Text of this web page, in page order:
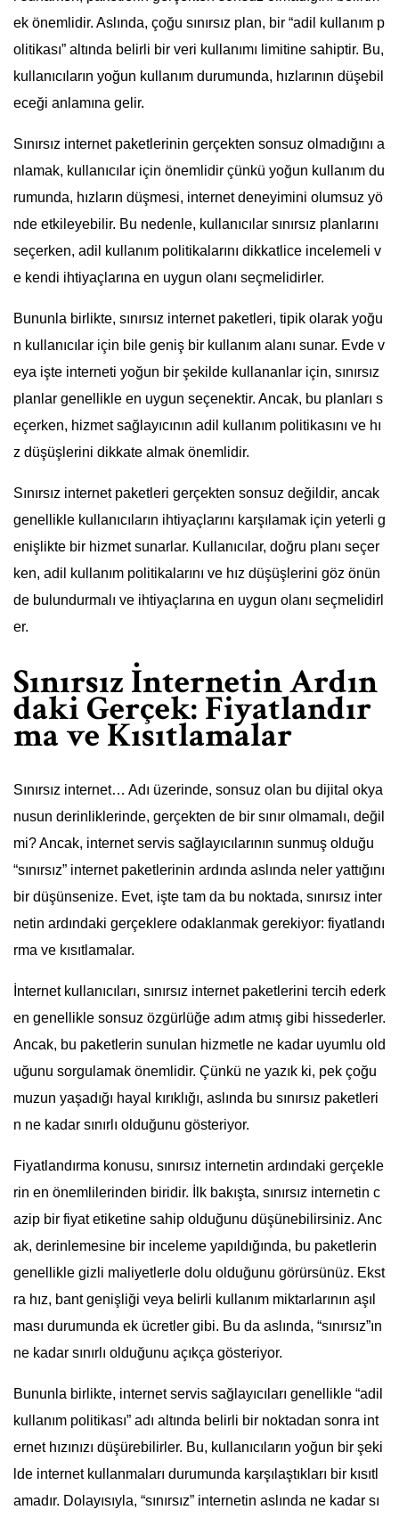
ek önemlidir. Aslında, çoğu sınırsız plan, bir “adil kullanım p
olitikası” altında belirli bir veri kullanımı limitine sahiptir. Bu,
kullanıcıların yoğun kullanım durumunda, hızlarının düşebil
eceği anlamına gelir.
Sınırsız internet paketlerinin gerçekten sonsuz olmadığını a
nlamak, kullanıcılar için önemlidir çünkü yoğun kullanım du
rumunda, hızların düşmesi, internet deneyimini olumsuz yö
nde etkileyebilir. Bu nedenle, kullanıcılar sınırsız planlarını
seçerken, adil kullanım politikalarını dikkatlice incelemeli v
e kendi ihtiyaçlarına en uygun olanı seçmelidirler.
Bununla birlikte, sınırsız internet paketleri, tipik olarak yoğu
n kullanıcılar için bile geniş bir kullanım alanı sunar. Evde v
eya işte interneti yoğun bir şekilde kullananlar için, sınırsız
planlar genellikle en uygun seçenektir. Ancak, bu planları s
eçerken, hizmet sağlayıcının adil kullanım politikasını ve hı
z düşüşlerini dikkate almak önemlidir.
Sınırsız internet paketleri gerçekten sonsuz değildir, ancak
genellikle kullanıcıların ihtiyaçlarını karşılamak için yeterli g
enişlikte bir hizmet sunarlar. Kullanıcılar, doğru planı seçer
ken, adil kullanım politikalarını ve hız düşüşlerini göz önün
de bulundurmalı ve ihtiyaçlarına en uygun olanı seçmelidirl
er.
Sınırsız İnternetin Ardın
daki Gerçek: Fiyatlandır
ma ve Kısıtlamalar
Sınırsız internet… Adı üzerinde, sonsuz olan bu dijital okya
nusun derinliklerinde, gerçekten de bir sınır olmamalı, değil
mi? Ancak, internet servis sağlayıcılarının sunmuş olduğu
“sınırsız” internet paketlerinin ardında aslında neler yattığını
bir düşünsenize. Evet, işte tam da bu noktada, sınırsız inter
netin ardındaki gerçeklere odaklanmak gerekiyor: fiyatlandı
rma ve kısıtlamalar.
İnternet kullanıcıları, sınırsız internet paketlerini tercih ederk
en genellikle sonsuz özgürlüğe adım atmış gibi hissederler.
Ancak, bu paketlerin sunulan hizmetle ne kadar uyumlu old
uğunu sorgulamak önemlidir. Çünkü ne yazık ki, pek çoğu
muzun yaşadığı hayal kırıklığı, aslında bu sınırsız paketleri
n ne kadar sınırlı olduğunu gösteriyor.
Fiyatlandırma konusu, sınırsız internetin ardındaki gerçekle
rin en önemlilerinden biridir. İlk bakışta, sınırsız internetin c
azip bir fiyat etiketine sahip olduğunu düşünebilirsiniz. Anc
ak, derinlemesine bir inceleme yapıldığında, bu paketlerin
genellikle gizli maliyetlerle dolu olduğunu görürsünüz. Ekst
ra hız, bant genişliği veya belirli kullanım miktarlarının aşıl
ması durumunda ek ücretler gibi. Bu da aslında, “sınırsız”ın
ne kadar sınırlı olduğunu açıkça gösteriyor.
Bununla birlikte, internet servis sağlayıcıları genellikle “adil
kullanım politikası” adı altında belirli bir noktadan sonra int
ernet hızınızı düşürebilirler. Bu, kullanıcıların yoğun bir şeki
lde internet kullanmaları durumunda karşılaştıkları bir kısıtl
amadır. Dolayısıyla, “sınırsız” internetin aslında ne kadar sı